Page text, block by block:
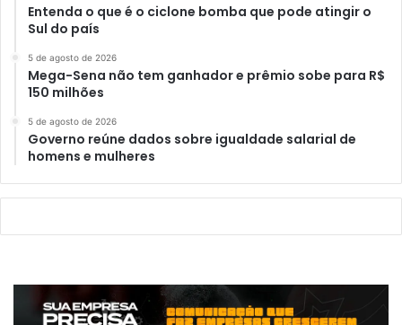
Entenda o que é o ciclone bomba que pode atingir o
Sul do país
5 de agosto de 2026
Mega-Sena não tem ganhador e prêmio sobe para R$
150 milhões
5 de agosto de 2026
Governo reúne dados sobre igualdade salarial de
homens e mulheres